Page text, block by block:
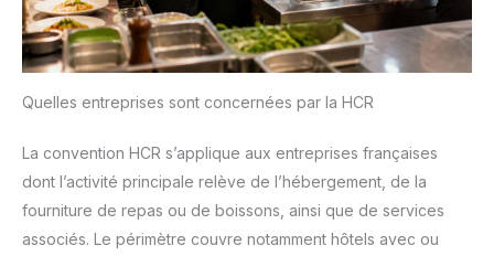
Quelles entreprises sont concernées par la HCR
La convention HCR s’applique aux entreprises françaises
dont l’activité principale relève de l’hébergement, de la
fourniture de repas ou de boissons, ainsi que de services
associés. Le périmètre couvre notamment hôtels avec ou